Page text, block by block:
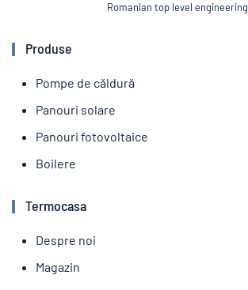
Romanian top level engineering
Produse
Pompe de căldură
Panouri solare
Panouri fotovoltaice
Boilere
Termocasa
Despre noi
Magazin